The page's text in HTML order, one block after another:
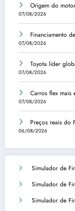
Origem do
07/08/2026
Financiamento
07/08/2026
Toyota líder
07/08/2026
Carros flex
07/08/2026
Preços reais do
06/08/2026
Simulador de
Simulador de
Simulador de